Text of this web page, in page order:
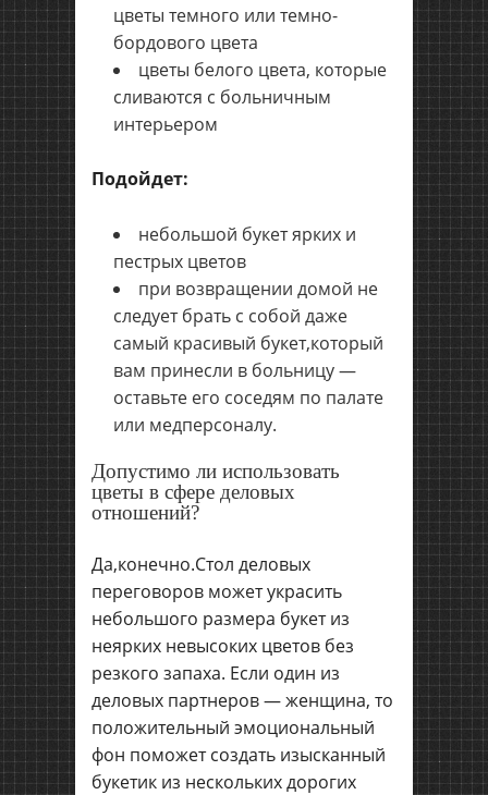
цветы темного или темно-
бордового цвета
цветы белого цвета, которые
сливаются с больничным
интерьером
Подойдет:
небольшой букет ярких и
пестрых цветов
при возвращении домой не
следует брать с собой даже
самый красивый букет,который
вам принесли в больницу —
оставьте его соседям по палате
или медперсоналу.
Допустимо ли использовать
цветы в сфере деловых
отношений?
Да,конечно.Стол деловых
переговоров может украсить
небольшого размера букет из
неярких невысоких цветов без
резкого запаха. Если один из
деловых партнеров — женщина, то
положительный эмоциональный
фон поможет создать изысканный
букетик из нескольких дорогих